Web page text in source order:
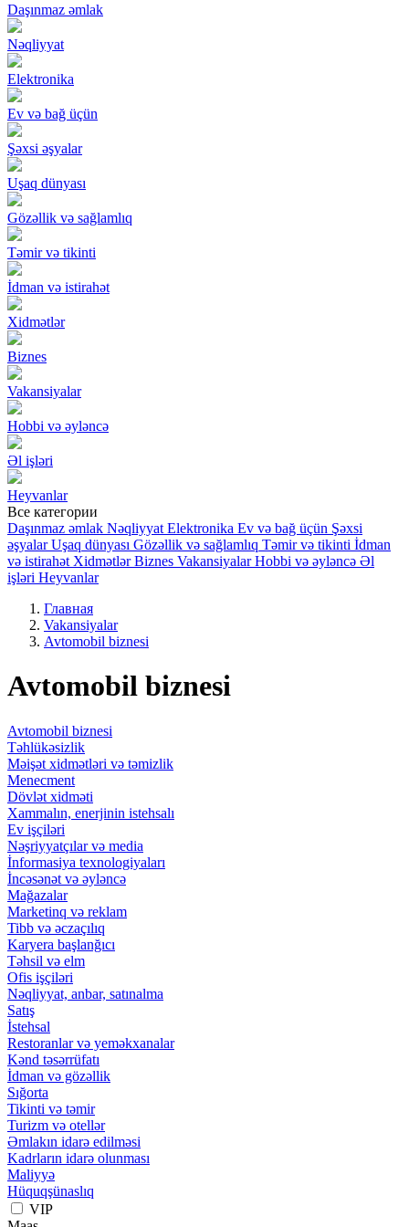
Daşınmaz əmlak
Nəqliyyat
Elektronika
Ev və bağ üçün
Şəxsi əşyalar
Uşaq dünyası
Gözəllik və sağlamlıq
Təmir və tikinti
İdman və istirahət
Xidmətlər
Biznes
Vakansiyalar
Hobbi və əyləncə
Əl işləri
Heyvanlar
Все категории
Daşınmaz əmlak Nəqliyyat Elektronika Ev və bağ üçün Şəxsi
əşyalar Uşaq dünyası Gözəllik və sağlamlıq Təmir və tikinti İdman
və istirahət Xidmətlər Biznes Vakansiyalar Hobbi və əyləncə Əl
işləri Heyvanlar
Главная
Vakansiyalar
Avtomobil biznesi
Avtomobil biznesi
Avtomobil biznesi
Təhlükəsizlik
Məişət xidmətləri və təmizlik
Menecment
Dövlət xidməti
Xammalın, enerjinin istehsalı
Ev işçiləri
Nəşriyyatçılar və media
İnformasiya texnologiyaları
İncəsənət və əyləncə
Mağazalar
Marketinq və reklam
Tibb və əczaçılıq
Karyera başlanğıcı
Təhsil və elm
Ofis işçiləri
Nəqliyyat, anbar, satınalma
Satış
İstehsal
Restoranlar və yeməkxanalar
Kənd təsərrüfatı
İdman və gözəllik
Sığorta
Tikinti və təmir
Turizm və otellər
Əmlakın idarə edilməsi
Kadrların idarə olunması
Maliyyə
Hüquqşünaslıq
VIP